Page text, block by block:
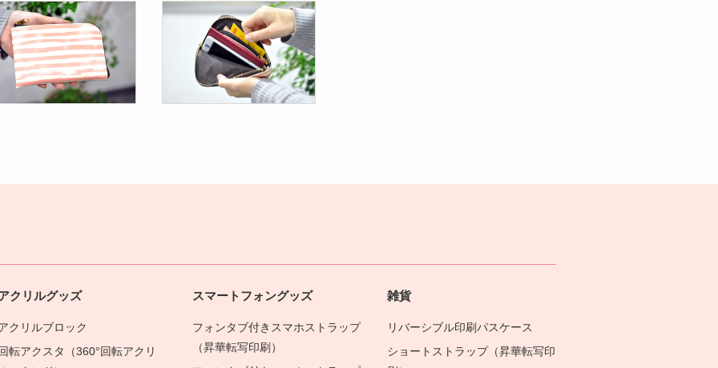
クリルグッズ
クリルブロック
転アクスタ（360°回転アクリ
スマートフォングッズ
フォンタブ付きスマホストラップ
（昇華転写印刷）
雑貨
リバーシブル印刷パスケース
ショートストラップ（昇華転写印